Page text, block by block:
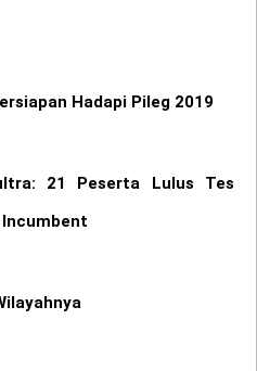
Hadapi Pileg 2019
21 Peserta Lulus Tes